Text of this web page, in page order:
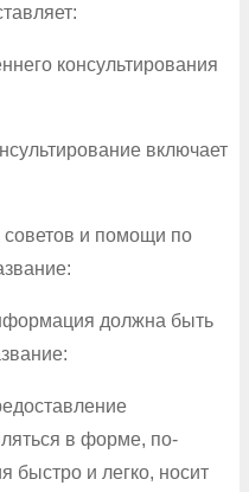
консультирования
включает
и помощи по
должна быть
в форме, по-
и легко, носит